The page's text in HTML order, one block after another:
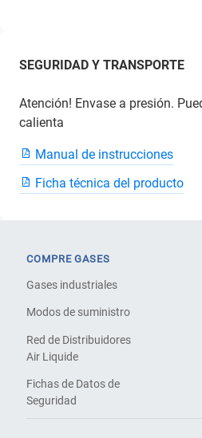
SEGURIDAD Y TRANSPORTE
Atención! Envase a presión.
calienta
Manual de instrucciones
Ficha técnica del producto
COMPRE GASES
Gases industriales
Modos de suministro
Red de Distribuidores
Air Liquide
Fichas de Datos de
Seguridad